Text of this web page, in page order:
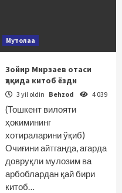
Мутолаа
Зойир Мирзаев отаси
ҳақида китоб ёзди
3 yil oldin Behzod 4 039
(Тошкент вилояти
ҳокимининг
хотираларини ўқиб)
Очиғини айтганда, агарда
довруқли мулозим ва
арбоблардан қай бири
китоб…